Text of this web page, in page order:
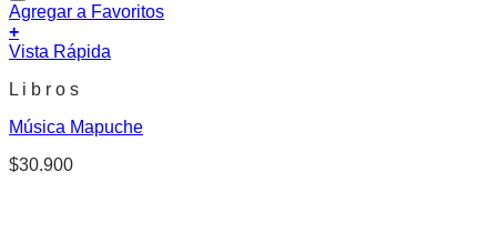
Agregar a Favoritos
+
Vista Rápida
L i b r o s
Música Mapuche
$30.900